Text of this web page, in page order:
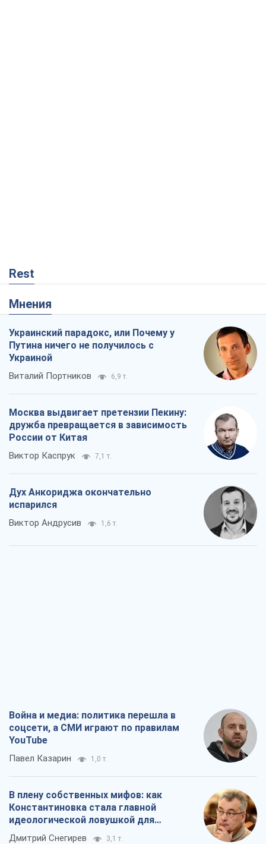
Rest
Мнения
Украинский парадокс, или Почему у
Путина ничего не получилось с
Украиной
Виталий Портников 6,9 т.
Москва выдвигает претензии Пекину:
дружба превращается в зависимость
России от Китая
Виктор Каспрук 7,1 т.
Дух Анкориджа окончательно
испарился
Виктор Андрусив 1,6 т.
Война и медиа: политика перешла в
соцсети, а СМИ играют по правилам
YouTube
Павел Казарин 1,0 т.
В плену собственных мифов: как
Константиновка стала главной
идеологической ловушкой для
российских оккупантов
Дмитрий Снегирев 3,1 т.